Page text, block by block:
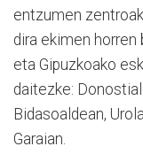
entzumen
dira ekimen horren
eta Gipuzkoako
daitezke:
Bidasoaldean,
Garaian.